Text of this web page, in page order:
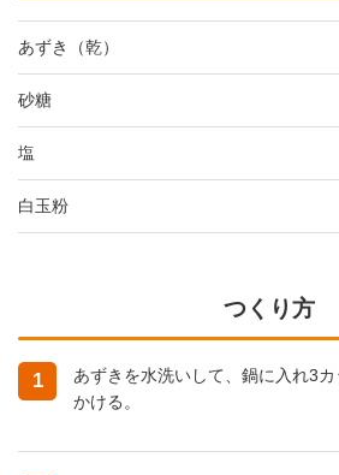
あずき（乾）
砂糖
塩
白玉粉
つくり方
1
あずきを水洗いして、鍋に入れ3
かける。